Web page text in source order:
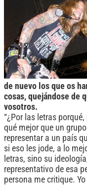
de nuevo los que os
cosas, quejándose de
vosotros.
“¿Por las letras
qué mejor que un
representar a un país
si eso les jode, a lo
letras, sino su
representativo de esa
persona me critique.